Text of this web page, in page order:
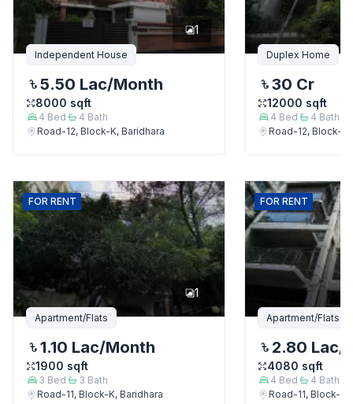
1
Independent House
5.50 Lac/Month
8000 sqft
4 Bed 4 Bath
Road-12, Block-K, Baridhara
Duplex Home
30 Cr
12000 sqft
4 Bed 4 Bath
Road-12, Block-K,
FOR RENT
1
Apartment/Flats
1.10 Lac/Month
1900 sqft
3 Bed 3 Bath
Road-11, Block-K, Baridhara
FOR RENT
Apartment/Flats
2.80 Lac/
4080 sqft
4 Bed 4 Bath
Road-11, Block-K,